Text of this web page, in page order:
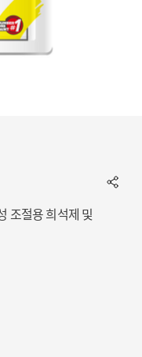
조절용 희석제 및